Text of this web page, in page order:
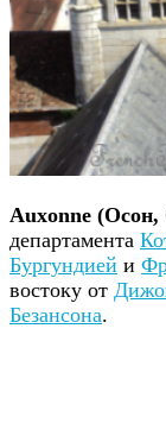
Auxonne (Осон,
департамента
Бургундией и
востоку от
Безансона.